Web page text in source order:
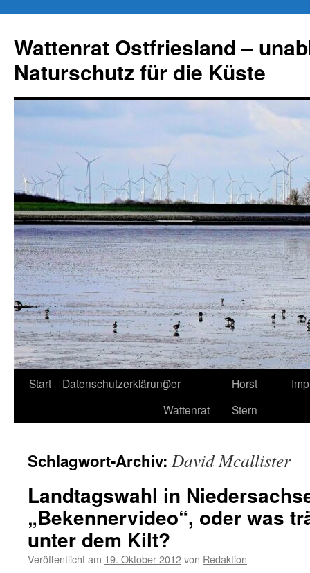
springen
Wattenrat Ostfriesland –
Naturschutz für die Küste
Start DatenschutzerklärungDer
Wattenrat
Horst
Stern
Schlagwort-Archiv: David Mcallister
Landtagswahl in
„Bekennervideo“, oder was
unter dem Kilt?
Veröffentlicht am 19. Oktober 2012von Redaktion